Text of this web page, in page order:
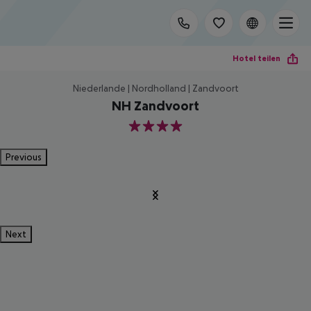
Hotel teilen
Niederlande | Nordholland | Zandvoort
NH Zandvoort
4
Previous
Next